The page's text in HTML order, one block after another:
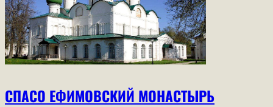
СПАСО ЕФИМОВСКИЙ МОНАСТЫРЬ